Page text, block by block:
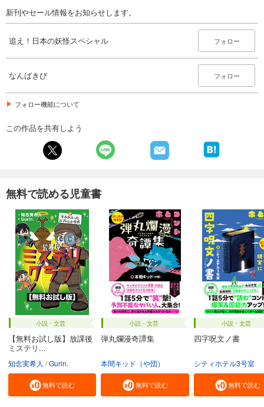
新刊やセール情報をお知らせします。
追え！日本の妖怪スペシャル フォロー
なんばきび フォロー
フォロー機能について
この作品を共有しよう
無料で読める児童書
小説・文芸
【無料お試し版】放課後
ミステリ...
知念実希人 Gurin.
無料で読む
小説・文芸
弾丸爛漫奇譚集
本間キッド（や団）
無料で読む
小説・文芸
四字呪文ノ書
シティホテル3号室
無料で読む